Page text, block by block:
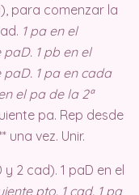
para comenzar la
1 pa en el
1 pb en el
paD. 1 pa en cada
el pa de la 2ª
pa. Rep desde
una vez. Unir.
2 cad). 1 paD en el
pto. 1 cad. 1 pa